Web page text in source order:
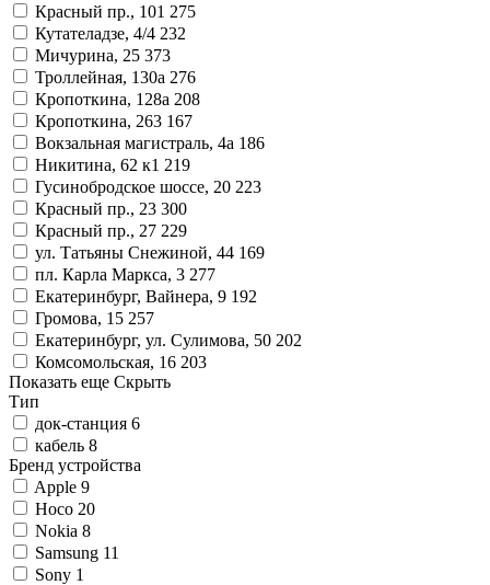
Красный пр., 101 275
Кутателадзе, 4/4 232
Мичурина, 25 373
Троллейная, 130а 276
Кропоткина, 128а 208
Кропоткина, 263 167
Вокзальная магистраль, 4а 186
Никитина, 62 к1 219
Гусинобродское шоссе, 20 223
Красный пр., 23 300
Красный пр., 27 229
ул. Татьяны Снежиной, 44 169
пл. Карла Маркса, 3 277
Екатеринбург, Вайнера, 9 192
Громова, 15 257
Екатеринбург, ул. Сулимова, 50 202
Комсомольская, 16 203
Показать еще Скрыть
Тип
док-станция 6
кабель 8
Бренд устройства
Apple 9
Hoco 20
Nokia 8
Samsung 11
Sony 1